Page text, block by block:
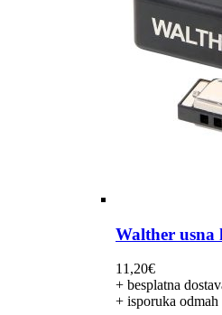
Walther
11,20€
+ besplatna
+ isporuka odmah